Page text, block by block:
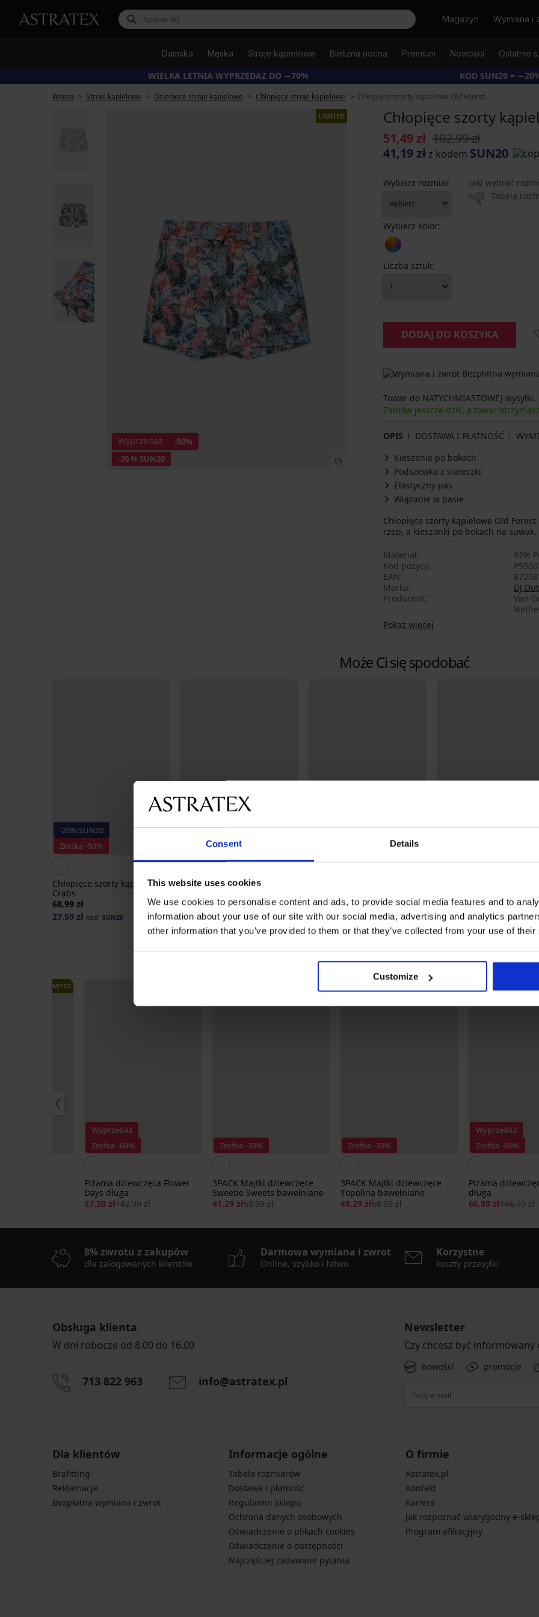
Consent Details
This website uses cookies
We use cookies to personalise content and ads, to provide social media features and to
information about your use of our site with our social media, advertising and analytics
other information that you’ve provided to them or that they’ve collected from your use of
Customize
SzukajMagazyn Wymiana i
Damska Męska Stroje kąpielowe Bielizna nocna Premium Nowości Ostatnie
WIELKA LETNIA WYPRZEDAŻ DO −70% KOD SUN20 =
Wstęp Stroje kąpielowe Dziecięce stroje kąpielowe Chłopięce stroje kąpielowe Chłopięce szorty kąpielowe Old Forest
Wyprzedaż
-50%
-20 % SUN20
LIMITED Chłopięce szorty
51,49 zł 102,99 zł
41,19 zł z kodem SUN20
Wybierz rozmiar
Jaki wybrać
Tabela
Wybierz kolor:
Liczba sztuk:
DODAJ DO KOSZYKA
Bezpłatna
Towar do NATYCHMIASTOWEJ wysyłki.
Zamów jeszcze dziś, a towar
OPIS DOSTAWA I PŁATNOŚĆ
Kieszenie po bokach
Podszewka z siateczki
Elastyczny pas
Wiązanie w pasie
Chłopięce szorty kąpielowe Old
rzep, a kieszonki po bokach na suwak.
Materiał
92%
Kod pozycji
EAN
Marka
DJ
Producent
Van
Pokaż więcej
Może Ci się spodobać
-20% SUN20
Zniżka -50%
Chłopięce szorty kąpielowe
Crabs
68,99 zł
27,59 zł kod: SUN20
-20% SUN20
Zniżka -20%
Dwuczęściowy dziewczęcy
68,99 zł
44,15 zł kod: SUN20
-20% SUN20
68,99 zł
38,63 zł kod: SUN20
-20% SUN20
129,99 zł
31,20 zł kod: SUN20
Odkryj podobne produkty
LIMITED
Wyprzedaż
Zniżka -60%
Piżama dziewczęca Flower
Days długa
57,20 zł142,99 zł
Zniżka -30%
3PACK Majtki dziewczęce
Sweetie Sweets bawełniane
41,29 zł58,99 zł
Zniżka -30%
3PACK Majtki dziewczęce
Topolina bawełniane
48,29 zł68,99 zł
Wyprzedaż
Zniżka -60%
Piżama
długa
66,80 zł166,99 zł
8% zwrotu z zakupów
dla zalogowanych klientów
Darmowa wymiana i zwrot
Online, szybko i łatwo
Korzystne
koszty przesyłki
Obsługa klienta
W dni robocze od 8.00 do 16.00
713 822 963 info@astratex.pl
Newsletter
Czy chcesz być informowany
nowości promocje
Dla klientów
Brafitting
Reklamacje
Bezpłatna wymiana i zwrot
Informacje ogólne
Tabela rozmiarów
Dostawa i płatność
Regulamin sklepu
Ochrona danych osobowych
Oświadczenie o plikach cookies
Oświadczenie o dostępności
Najczęściej zadawane pytania
O firmie
Astratex.pl
Kontakt
Kariera
Jak rozpoznać wiarygodny e-
Program afiliacyjny